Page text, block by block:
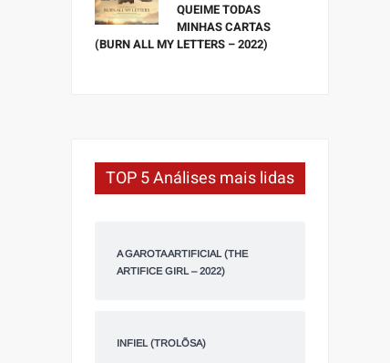
QUEIME TODAS
MINHAS CARTAS
(BURN ALL MY LETTERS – 2022)
TOP 5 Análises mais lidas
A GAROTA ARTIFICIAL (THE
ARTIFICE GIRL – 2022)
INFIEL (TROLÕSA)